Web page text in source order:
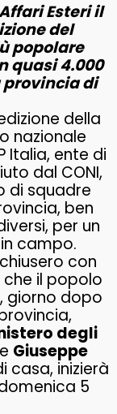
Esteri il
del
popolare
quasi 4.000
di
della
nazionale
Italia, ente di
dal CONI,
di squadre
ben
per un
campo.
con
che il popolo
giorno dopo
degli
Giuseppe
casa, inizierà
5